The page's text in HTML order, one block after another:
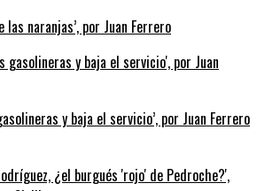
las naranjas’, por Juan Ferrero
y baja el servicio’, por Juan Ferrero